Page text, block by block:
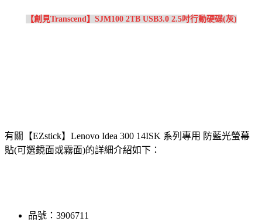
【創見Transcend】SJM100 2TB USB3.0 2.5吋行動硬碟(灰)
有關【EZstick】Lenovo Idea 300 14ISK 系列專用 防藍光螢幕
貼(可選鏡面或霧面)的詳細介紹如下：
品號：3906711